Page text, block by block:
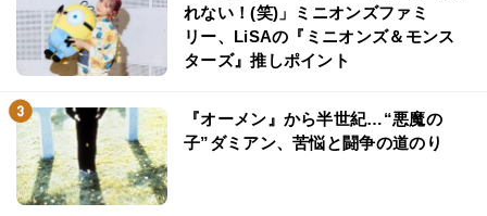
れない！(笑)」ミニオンズファミ
リー、LiSAの『ミニオンズ＆モンス
ターズ』推しポイント
『オーメン』から半世紀…“悪魔の
子”ダミアン、苦悩と闘争の道のり